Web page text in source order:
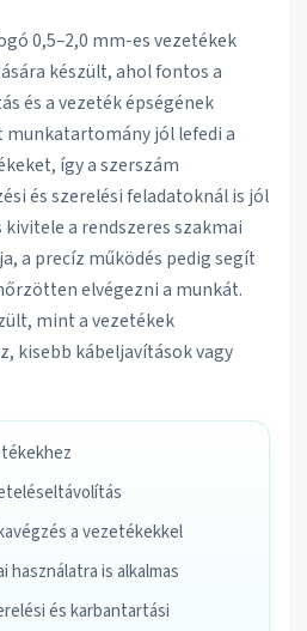
0,5–2,0 mm-es vezetékek
készült, ahol fontos a
és a vezeték épségének
munkatartomány jól lefedi a
így a szerszám
és szerelési feladatoknál is jól
a rendszeres szakmai
a precíz működés pedig segít
elvégezni a munkát.
mint a vezetékek
kisebb kábeljavítások vagy
a vezetékekkel
használatra is alkalmas
és karbantartási